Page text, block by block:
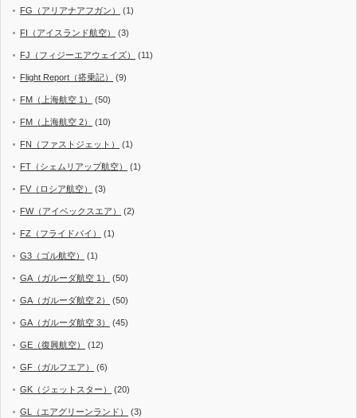
FG（アリアナアフガン） (1)
FI（アイスランド航空） (3)
FJ（フィジーエアウェイズ） (11)
Flight Report（搭乗記） (9)
FM（上海航空 1） (50)
FM（上海航空 2） (10)
FN（ファストジェット） (1)
FT（シェムリアップ航空） (1)
FV（ロシア航空） (3)
FW（アイベックスエア） (2)
FZ（フライドバイ） (1)
G3（ゴル航空） (1)
GA（ガルーダ航空 1） (50)
GA（ガルーダ航空 2） (50)
GA（ガルーダ航空 3） (45)
GE（復興航空） (12)
GF（ガルフエア） (6)
GK（ジェットスター） (20)
GL（エアグリーンランド） (3)